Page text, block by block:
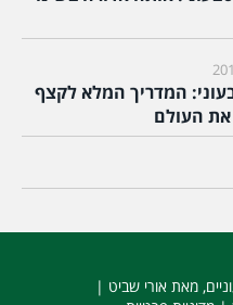
המדריך המלא לקצף
העולם
, מאת אורי שביט |